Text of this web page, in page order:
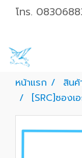
โทร.
หน้าแรก สิน
[SRC]ซองเ